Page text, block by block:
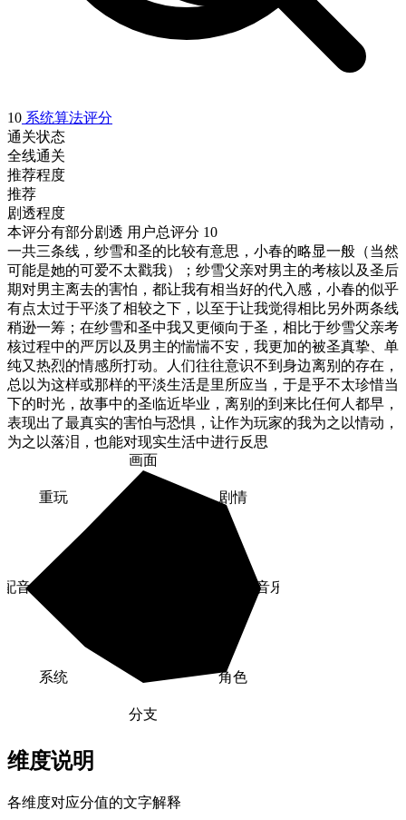
10 系统算法评分
通关状态
全线通关
推荐程度
推荐
剧透程度
本评分有部分剧透 用户总评分 10
一共三条线，纱雪和圣的比较有意思，小春的略显一般（当然
可能是她的可爱不太戳我）；纱雪父亲对男主的考核以及圣后
期对男主离去的害怕，都让我有相当好的代入感，小春的似乎
有点太过于平淡了相较之下，以至于让我觉得相比另外两条线
稍逊一筹；在纱雪和圣中我又更倾向于圣，相比于纱雪父亲考
核过程中的严厉以及男主的惴惴不安，我更加的被圣真挚、单
纯又热烈的情感所打动。人们往往意识不到身边离别的存在，
总以为这样或那样的平淡生活是里所应当，于是乎不太珍惜当
下的时光，故事中的圣临近毕业，离别的到来比任何人都早，
表现出了最真实的害怕与恐惧，让作为玩家的我为之以情动，
为之以落泪，也能对现实生活中进行反思
画面
剧情
音乐
角色
分支
系统
配音
重玩
维度说明
各维度对应分值的文字解释